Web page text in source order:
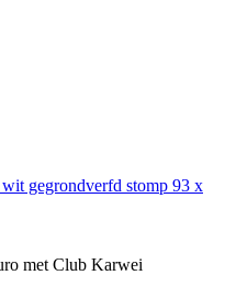
gegrondverfd stomp 93 x
met Club Karwei